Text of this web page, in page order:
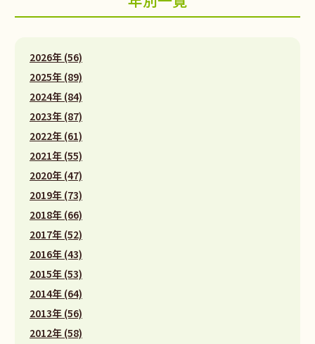
2026年 (56)
2025年 (89)
2024年 (84)
2023年 (87)
2022年 (61)
2021年 (55)
2020年 (47)
2019年 (73)
2018年 (66)
2017年 (52)
2016年 (43)
2015年 (53)
2014年 (64)
2013年 (56)
2012年 (58)